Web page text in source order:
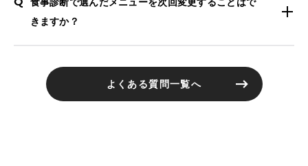
きますか？
よくある質問一覧へ